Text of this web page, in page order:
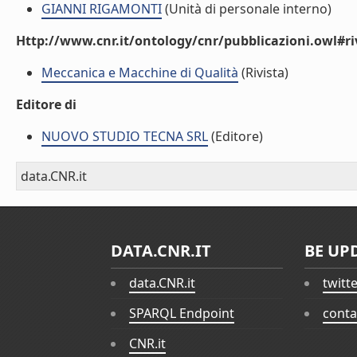
GIANNI RIGAMONTI(Unità di personale interno)
Http://www.cnr.it/ontology/cnr/
Meccanica e Macchine di Qualità (Rivista)
Editore di
NUOVO STUDIO TECNA SRL(Editore)
data.CNR.it
DATA.CNR.IT
data.CNR.it
SPARQL Endpoint
CNR.it
BE